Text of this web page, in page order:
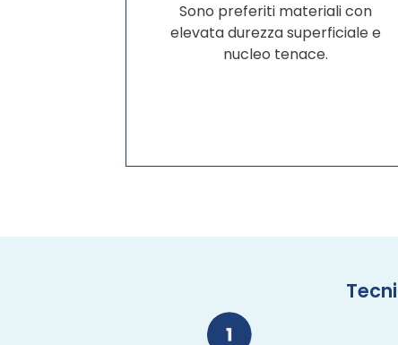
Sono preferiti materiali con
elevata durezza superficiale e
nucleo tenace.